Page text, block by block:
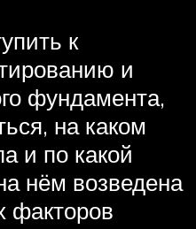
к
и
фундамента,
на каком
и по какой
нём возведена
факторов